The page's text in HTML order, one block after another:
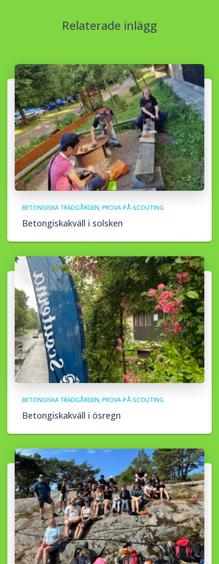
Relaterade inlägg
BETONGISKA TRÄDGÅRDEN PROVA-PÅ-SCOUTING
Betongiskakväll i solsken
BETONGISKA TRÄDGÅRDEN PROVA-PÅ-SCOUTING
Betongiskakväll i ösregn